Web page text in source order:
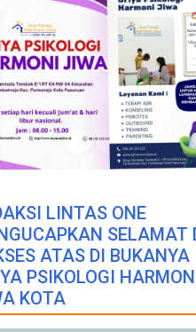
LINTAS ONE
SELAMAT
ATAS DI BUKANYA
PSIKOLOGI
KOTA